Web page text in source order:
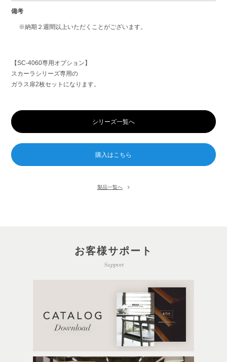
備考
※納期２週間以上いただくことがございます。
【SC-4060専用オプション】
スカーラシリーズ専用の
ガラス扉2枚セットになります。
シリーズ一覧へ
製品一覧へ
お客様サポート
Support